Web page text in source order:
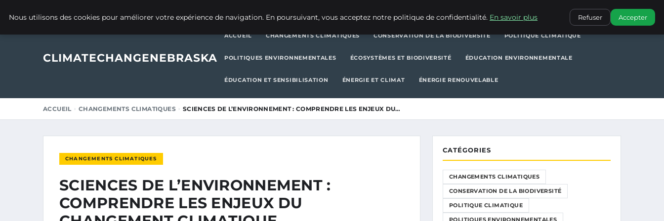
POLITIQUES ENVIRONNEMENTALES
CLIMATECHANGENEBRASKA
ACCUEIL CHANGEMENTS CLIMATIQUES CONSERVATION DE LA BIODIVERSITÉ POLITIQUE CLIMATIQUE
POLITIQUES ENVIRONNEMENTALES ÉCOSYSTÈMES ET BIODIVERSITÉ ÉDUCATION ENVIRONNEMENTALE
ÉDUCATION ET SENSIBILISATION ÉNERGIE ET CLIMAT ÉNERGIE RENOUVELABLE
ACCUEIL CHANGEMENTS CLIMATIQUES SCIENCES DE L’ENVIRONNEMENT : COMPRENDRE LES ENJEUX DU…
CHANGEMENTS CLIMATIQUES
SCIENCES DE L’ENVIRONNEMENT :
COMPRENDRE LES ENJEUX DU
CATÉGORIES
CHANGEMENTS CLIMATIQUES
CONSERVATION DE LA BIODIVERSITÉ
POLITIQUE CLIMATIQUE
POLITIQUES ENVIRONNEMENTALES
Nous utilisons des cookies pour améliorer votre expérience de navigation. En poursuivant, vous acceptez notre politique de confidentialité. En savoir plus Refuser Accepter